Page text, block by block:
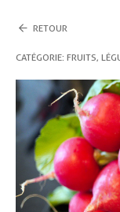
RETOUR
CATÉGORIE :FRUITS,